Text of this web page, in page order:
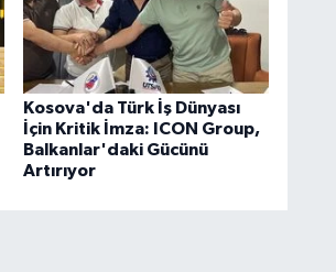
Kosova'da Türk İş Dünyası
İçin Kritik İmza: ICON Group,
Balkanlar'daki Gücünü
Artırıyor